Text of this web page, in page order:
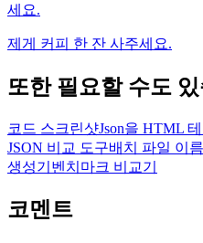
세요.
제게 커피 한 잔 사주세요.
또한 필요할 수도
코드 스크린샷Json을 HTML
JSON 비교 도구배치 파일 이
생성기 벤치마크 비교기
코멘트